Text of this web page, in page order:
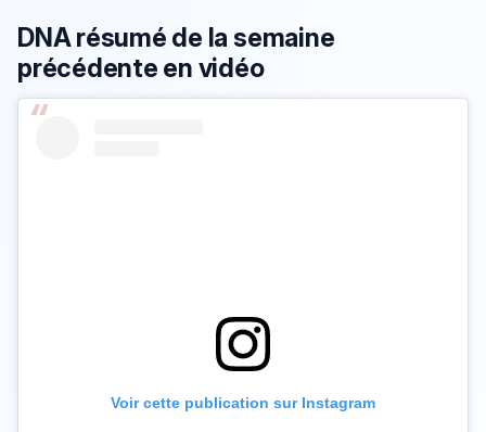
DNA résumé de la semaine
précédente en vidéo
Voir cette publication sur Instagram